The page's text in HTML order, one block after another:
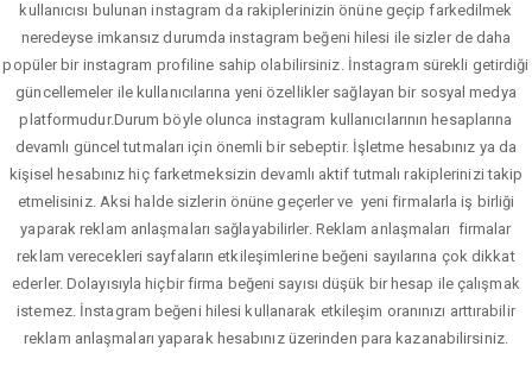
kullanıcısı bulunan instagram da rakiplerinizin önüne geçip farkedilmek
neredeyse imkansız durumda instagram beğeni hilesi ile sizler de daha
popüler bir instagram profiline sahip olabilirsiniz. İnstagram sürekli getirdiği
güncellemeler ile kullanıcılarına yeni özellikler sağlayan bir sosyal medya
platformudur.Durum böyle olunca instagram kullanıcılarının hesaplarına
devamlı güncel tutmaları için önemli bir sebeptir. İşletme hesabınız ya da
kişisel hesabınız hiç farketmeksizin devamlı aktif tutmalı rakiplerinizi takip
etmelisiniz. Aksi halde sizlerin önüne geçerler ve yeni firmalarla iş birliği
yaparak reklam anlaşmaları sağlayabilirler. Reklam anlaşmaları firmalar
reklam verecekleri sayfaların etkileşimlerine beğeni sayılarına çok dikkat
ederler. Dolayısıyla hiçbir firma beğeni sayısı düşük bir hesap ile çalışmak
istemez. İnstagram beğeni hilesi kullanarak etkileşim oranınızı arttırabilir
reklam anlaşmaları yaparak hesabınız üzerinden para kazanabilirsiniz.